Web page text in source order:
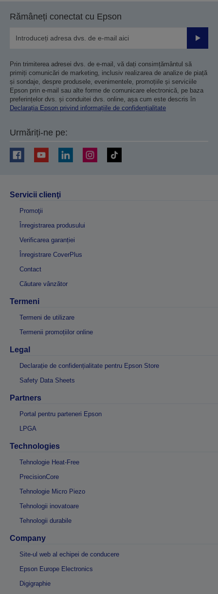
Rămâneți conectat cu Epson
Prin trimiterea adresei dvs. de e-mail, vă dați consimțământul să
primiți comunicări de marketing, inclusiv realizarea de analize de piață
și sondaje, despre produsele, evenimentele, promoțiile și serviciile
Epson prin e-mail sau alte forme de comunicare electronică, pe baza
preferințelor dvs. și conduitei dvs. online, așa cum este descris în
Declarația Epson privind informațiile de confidențialitate
Urmăriți-ne pe:
Servicii clienţi
Promoţii
Înregistrarea produsului
Verificarea garanției
Înregistrare CoverPlus
Contact
Căutare vânzător
Termeni
Termeni de utilizare
Termenii promoțiilor online
Legal
Declarație de confidențialitate pentru Epson Store
Safety Data Sheets
Partners
Portal pentru parteneri Epson
LPGA
Technologies
Tehnologie Heat-Free
PrecisionCore
Tehnologie Micro Piezo
Tehnologii inovatoare
Tehnologii durabile
Company
Site-ul web al echipei de conducere
Epson Europe Electronics
Digigraphie